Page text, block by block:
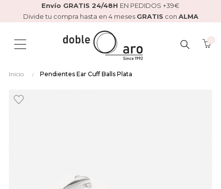
Envío GRATIS 24/48H EN PEDIDOS +39€
Divide tu compra hasta en 4 meses GRATIS con ALMA
BUSCAR
Inicio Pendientes Ear Cuff Balls Plata